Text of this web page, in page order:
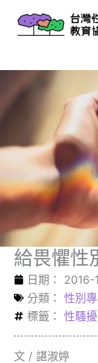
給畏懼性
日期：
2016-
分類： 性別
標籤： 性騷擾
文 / 諶淑婷